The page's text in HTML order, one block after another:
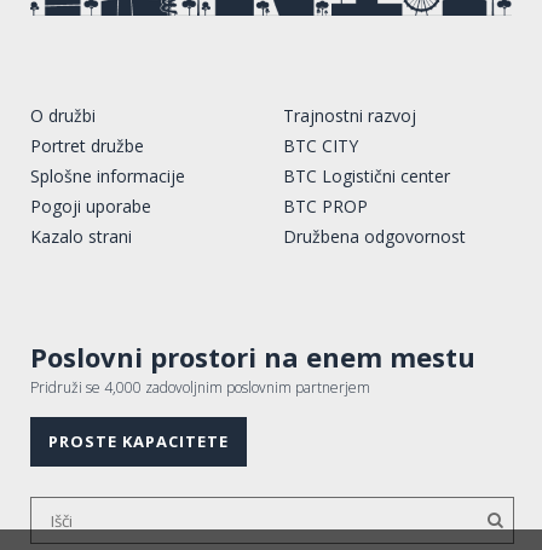
O družbi
Portret družbe
Splošne informacije
Pogoji uporabe
Kazalo strani
Trajnostni razvoj
BTC CITY
BTC Logistični center
BTC PROP
Družbena odgovornost
Poslovni prostori na enem mestu
Pridruži se 4,000 zadovoljnim poslovnim partnerjem
PROSTE KAPACITETE